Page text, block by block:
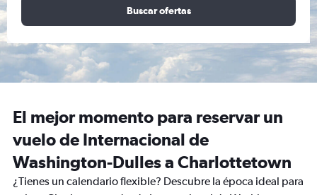
Buscar ofertas
El mejor momento para reservar un
vuelo de Internacional de
Washington-Dulles a Charlottetown
¿Tienes un calendario flexible? Descubre la época ideal para